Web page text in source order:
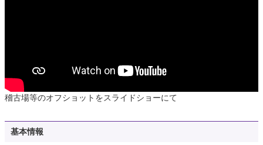
稽古場等のオフショットをスライドショーにて
基本情報